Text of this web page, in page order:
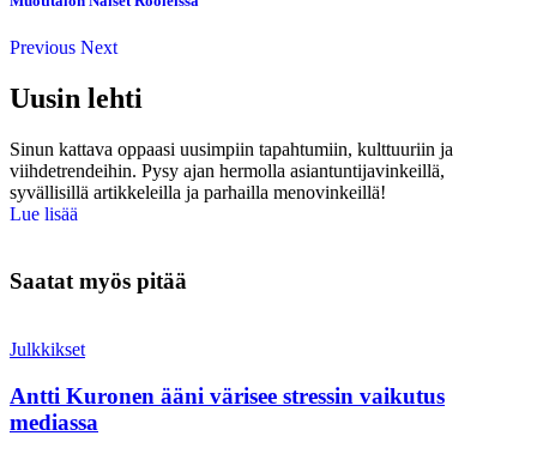
Previous Next
Uusin lehti
Sinun kattava oppaasi uusimpiin tapahtumiin, kulttuuriin ja
viihdetrendeihin. Pysy ajan hermolla asiantuntijavinkeillä,
syvällisillä artikkeleilla ja parhailla menovinkeillä!
Lue lisää
Saatat myös pitää
Julkkikset
Antti Kuronen ääni värisee stressin vaikutus
mediassa